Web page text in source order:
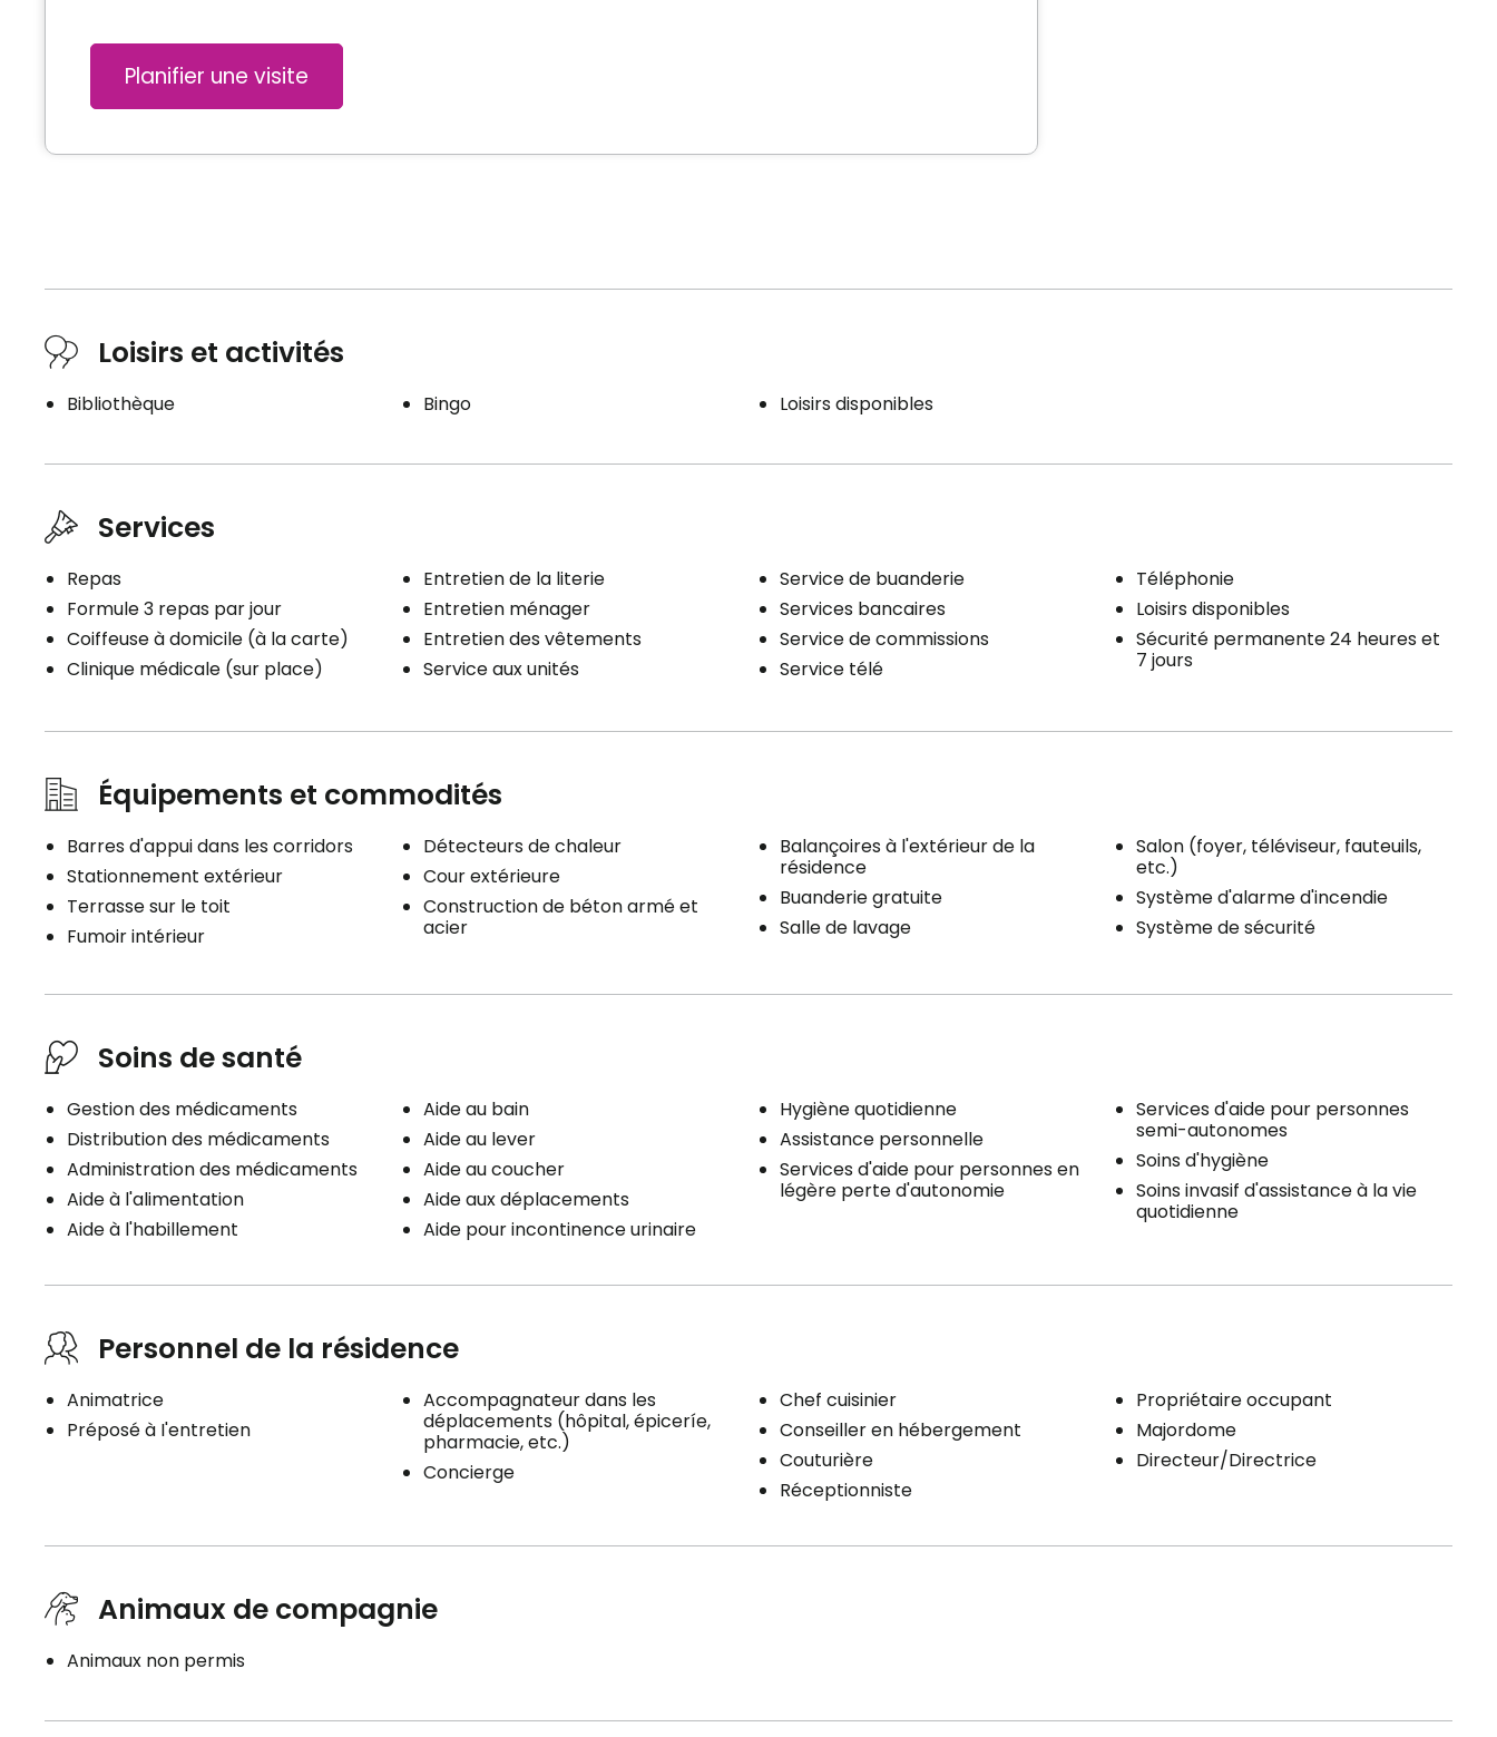
Planifier une visite
Loisirs et activités
Bibliothèque Bingo Loisirs disponibles
Services
Repas
Formule 3 repas par jour
Coiffeuse à domicile (à la carte)
Clinique médicale (sur place)
Entretien de la literie
Entretien ménager
Entretien des vêtements
Service aux unités
Service de buanderie
Services bancaires
Service de commissions
Service télé
Téléphonie
Loisirs disponibles
Sécurité permanente 24 heures et
7 jours
Équipements et commodités
Barres d'appui dans les corridors
Stationnement extérieur
Terrasse sur le toit
Fumoir intérieur
Détecteurs de chaleur
Cour extérieure
Construction de béton armé et
acier
Balançoires à l'extérieur de la
résidence
Buanderie gratuite
Salle de lavage
Salon (foyer, téléviseur, fauteuils,
etc.)
Système d'alarme d'incendie
Système de sécurité
Soins de santé
Gestion des médicaments
Distribution des médicaments
Administration des médicaments
Aide à l'alimentation
Aide à l'habillement
Aide au bain
Aide au lever
Aide au coucher
Aide aux déplacements
Aide pour incontinence urinaire
Hygiène quotidienne
Assistance personnelle
Services d'aide pour personnes en
légère perte d'autonomie
Services d'aide pour personnes
semi-autonomes
Soins d'hygiène
Soins invasif d'assistance à la vie
quotidienne
Personnel de la résidence
Animatrice
Préposé à I'entretien
Accompagnateur dans les
déplacements (hôpital, épiceríe,
pharmacie, etc.)
Concierge
Chef cuisinier
Conseiller en hébergement
Couturière
Réceptionniste
Propriétaire occupant
Majordome
Directeur/Directrice
Animaux de compagnie
Animaux non permis